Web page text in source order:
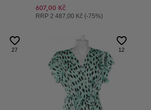
607,00 Kč
Doporučená cena:
RRP 2 487,00 Kč (-75%)
27 12